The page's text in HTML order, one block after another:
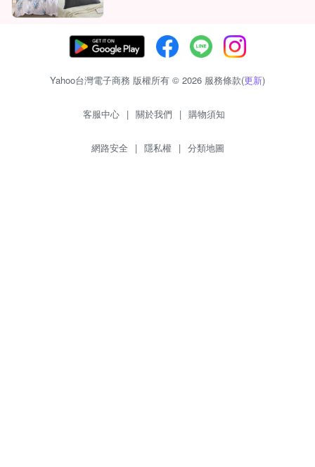
Yahoo台灣電子商務 版權所有 © 2026 服務條款(更新)
客服中心 | 關於我們 | 購物須知
網路安全 | 隱私權 | 分類地圖